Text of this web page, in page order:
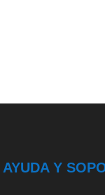
AYUDA Y